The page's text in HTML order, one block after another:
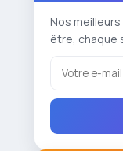
Nos
être, chaque